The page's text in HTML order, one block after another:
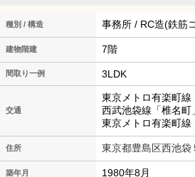
種別 / 構造 事務所 / RC造(鉄筋
建物階建 7階
間取り一例 3LDK
交通
東京メトロ有楽町
西武池袋線「椎名町
東京メトロ有楽町
住所 東京都豊島区西池袋
築年月 1980年8月